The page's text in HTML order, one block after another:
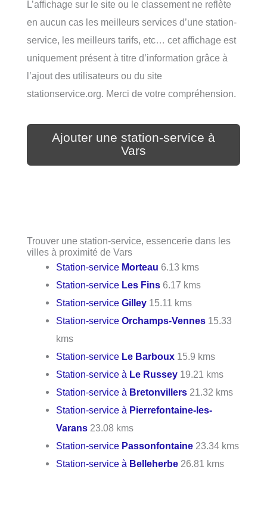
L’affichage sur le site ou le classement ne reflète
en aucun cas les meilleurs services d’une station-
service, les meilleurs tarifs, etc… cet affichage est
uniquement présent à titre d’information grâce à
l’ajout des utilisateurs ou du site
stationservice.org. Merci de votre compréhension.
Ajouter une station-service à
Vars
Trouver une station-service, essencerie dans les
villes à proximité de Vars
Station-service Morteau 6.13 kms
Station-service Les Fins 6.17 kms
Station-serviceGilley 15.11 kms
Station-serviceOrchamps-Vennes 15.33
kms
Station-service Le Barboux 15.9 kms
Station-service à Le Russey 19.21 kms
Station-service à Bretonvillers 21.32 kms
Station-service à Pierrefontaine-les-
Varans 23.08 kms
Station-service Passonfontaine 23.34 kms
Station-service à Belleherbe 26.81 kms